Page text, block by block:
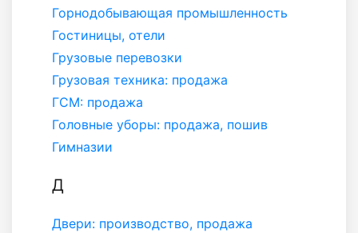
Горнодобывающая промышленность
Гостиницы, отели
Грузовые перевозки
Грузовая техника: продажа
ГСМ: продажа
Головные уборы: продажа, пошив
Гимназии
Д
Двери: производство, продажа